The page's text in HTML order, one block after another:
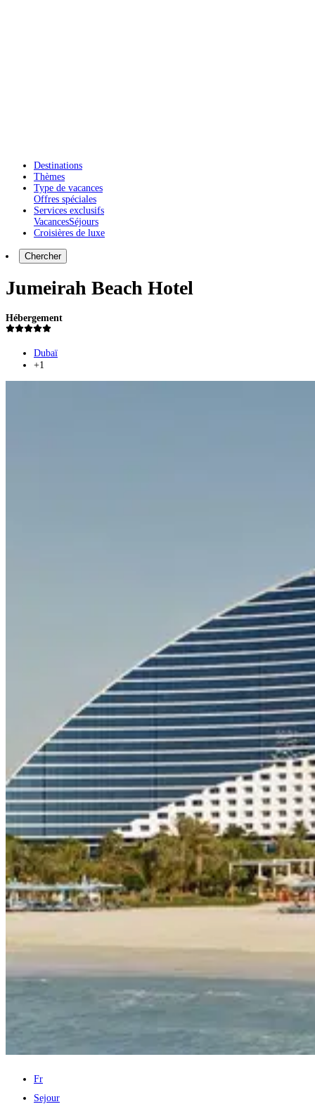
Destinations
Thèmes
Type de vacances
Offres spéciales
Services exclusifs
VacancesSéjours
Croisières de luxe
Chercher
Jumeirah Beach Hotel
Hébergement
Dubaï
+1
Fr
Sejour